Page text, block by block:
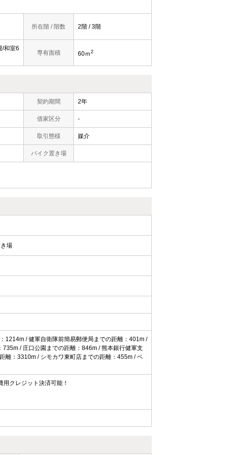
所在階 / 階数 2階 / 3階
/和室6
専有面積 60ｍ2
契約期間 2年
借家区分 -
取引態様 媒介
バイク置き場
場
1214m / 健軍自衛隊前簡易郵便局までの距離：401m /
/ 庄口公園までの距離：846m / 熊本銀行健軍支
離：3310m / シモカワ東町店までの距離：455m / ベ
クレジット決済可能！